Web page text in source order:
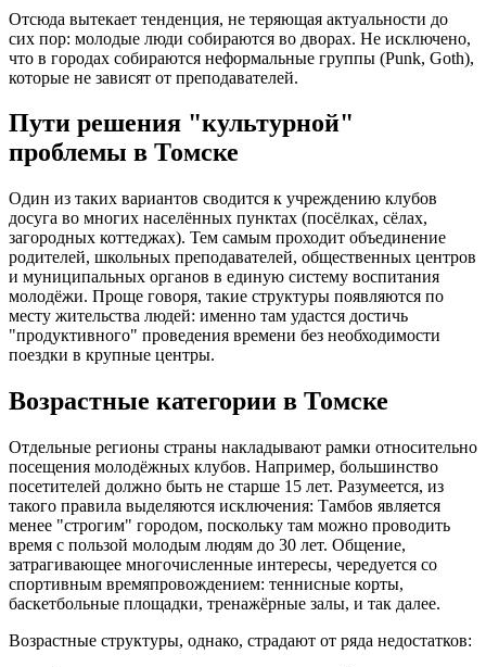
Отсюда вытекает тенденция, не теряющая актуальности до
сих пор: молодые люди собираются во дворах. Не исключено,
что в городах собираются неформальные группы (Punk, Goth),
которые не зависят от преподавателей.
Пути решения "культурной"
проблемы в Томске
Один из таких вариантов сводится к учреждению клубов
досуга во многих населённых пунктах (посёлках, сёлах,
загородных коттеджах). Тем самым проходит объединение
родителей, школьных преподавателей, общественных центров
и муниципальных органов в единую систему воспитания
молодёжи. Проще говоря, такие структуры появляются по
месту жительства людей: именно там удастся достичь
"продуктивного" проведения времени без необходимости
поездки в крупные центры.
Возрастные категории в Томске
Отдельные регионы страны накладывают рамки относительно
посещения молодёжных клубов. Например, большинство
посетителей должно быть не старше 15 лет. Разумеется, из
такого правила выделяются исключения: Тамбов является
менее "строгим" городом, поскольку там можно проводить
время с пользой молодым людям до 30 лет. Общение,
затрагивающее многочисленные интересы, чередуется со
спортивным времяпровождением: теннисные корты,
баскетбольные площадки, тренажёрные залы, и так далее.
Возрастные структуры, однако, страдают от ряда недостатков: